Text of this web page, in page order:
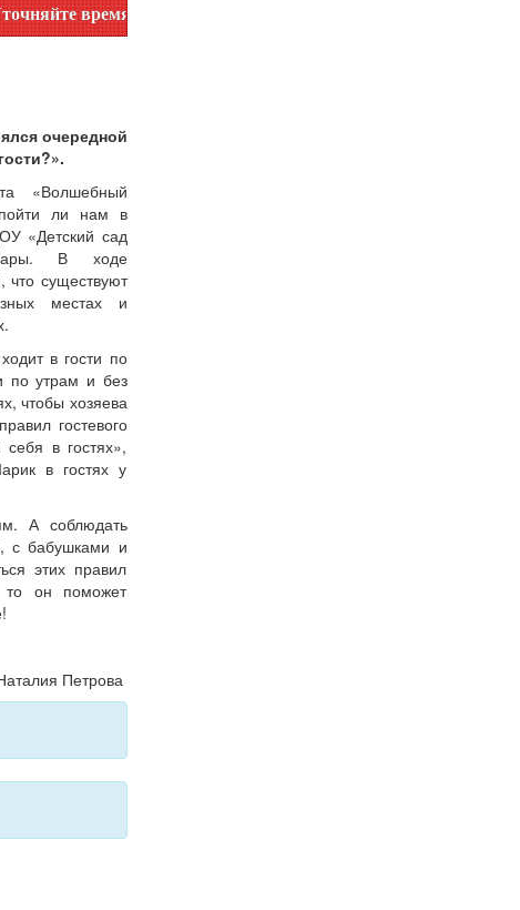
работы по номеру телефона или на сайте в разделе
очередной
«Волшебный
ли нам в
«Детский сад
В ходе
что существуют
местах и
в гости по
по утрам и без
чтобы хозяева
гостевого
в гостях»,
в гостях у
А соблюдать
с бабушками и
этих правил
то он поможет
Петрова